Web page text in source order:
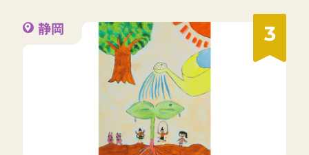
3
静岡